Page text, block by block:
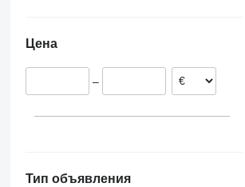
Германия
Бельгия
Цена
–
Тип объявления